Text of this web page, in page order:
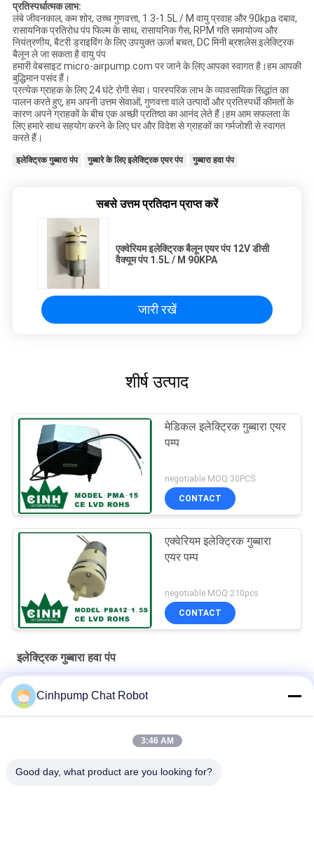
प्रतिस्पर्धात्मक लाभ:
लंबे जीवनकाल, कम शोर, उच्च गुणवत्ता, 1.3-1.5L / M वायु प्रवाह और 90kpa दबाव,
रासायनिक प्रतिरोध पंप फिल्म के साथ, रासायनिक गैस, RPM गति समायोज्य और
नियंत्रणीय, बैटरी ड्राइविंग के लिए उपयुक्त ऊर्जा बचत, DC मिनी ब्रशलेस इलेक्ट्रिक
बैलून ले जा सकता है वायु पंप
हमारी वेबसाइट micro-airpump.com पर जाने के लिए आपका स्वागत है।हम आपकी
बुद्धिमान पसंद हैं।
प्रत्येक ग्राहक के लिए 24 घंटे रोगी सेवा। पारस्परिक लाभ के व्यावसायिक सिद्धांत का
पालन करते हुए, हम अपनी उत्तम सेवाओं, गुणवत्ता वाले उत्पादों और प्रतिस्पर्धी कीमतों के
कारण अपने ग्राहकों के बीच एक अच्छी प्रतिष्ठा का आनंद लेते हैं।हम आम सफलता के
लिए हमारे साथ सहयोग करने के लिए घर और विदेश से ग्राहकों का गर्मजोशी से स्वागत
करते हैं।
इलेक्ट्रिक गुब्बारा पंप गुब्बारे के लिए इलेक्ट्रिक एयर पंप गुब्बारा हवा पंप
सबसे उत्तम प्रतिदान प्राप्त करें
एक्वेरियम इलेक्ट्रिक बैलून एयर पंप 12V डीसी
वैक्यूम पंप 1.5L / M 90KPA
जारी रखें
शीर्ष उत्पाद
मेडिकल इलेक्ट्रिक गुब्बारा एयर
पम्प
negotiable MOQ:30PCS
CONTACT
एक्वेरियम इलेक्ट्रिक गुब्बारा
एयर पम्प
negotiable MOQ:210pcs
CONTACT
इलेक्ट्रिक गुब्बारा हवा पंप
माइक्रो विद्युत गुब्बारा एयर पम्प
12 वी Brushless इलेक्ट्रिक गुब्बारा इलेक्ट्रिक गुब्बारा वायु पम्प मिनी डीसी एयर
Cinhpump Chat Robot
3:46 AM
Good day, what product are you looking for?